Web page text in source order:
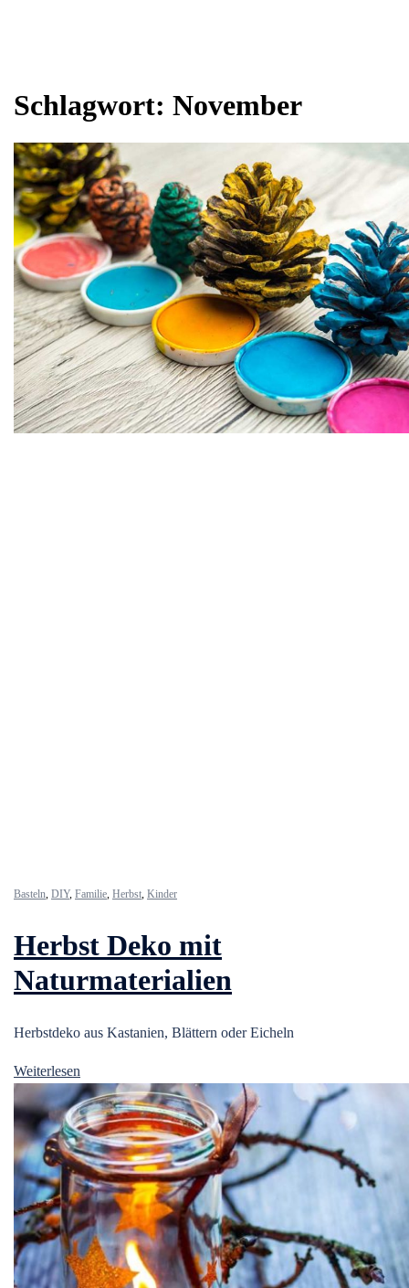
Schlagwort: November
Basteln, DIY, Familie, Herbst, Kinder
Herbst Deko mit
Naturmaterialien
Herbstdeko aus Kastanien, Blättern oder Eicheln
Weiterlesen